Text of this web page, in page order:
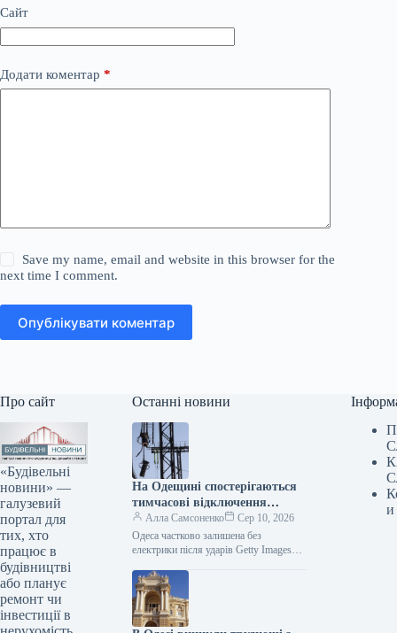
Сайт
Додати коментар *
Save my name, email and website in this browser for the
next time I comment.
Опублікувати коментар
Про сайт
«Будівельні
новини» —
галузевий
портал для
тих, хто
працює в
будівництві
або планує
ремонт чи
інвестиції в
Останні новини
На Одещині спостерігаються
тимчасові відключення
електроенергії через одну з
найсерйозніших атак,
здійснених РФ.
Алла Самсоненко
Сер 10, 2026
Одеса частково залишена без
електрики після ударів Getty Images
один із наймасовіших нападів на
Одещину цього…
и